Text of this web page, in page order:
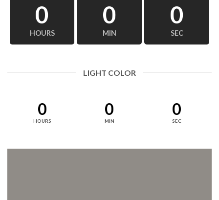
0
HOURS
0
MIN
0
SEC
LIGHT COLOR
0
HOURS
0
MIN
0
SEC